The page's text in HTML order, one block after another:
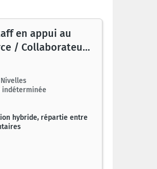
en appui au
/ Collaborateur
(autonome)
indéterminée
hybride, répartie entre